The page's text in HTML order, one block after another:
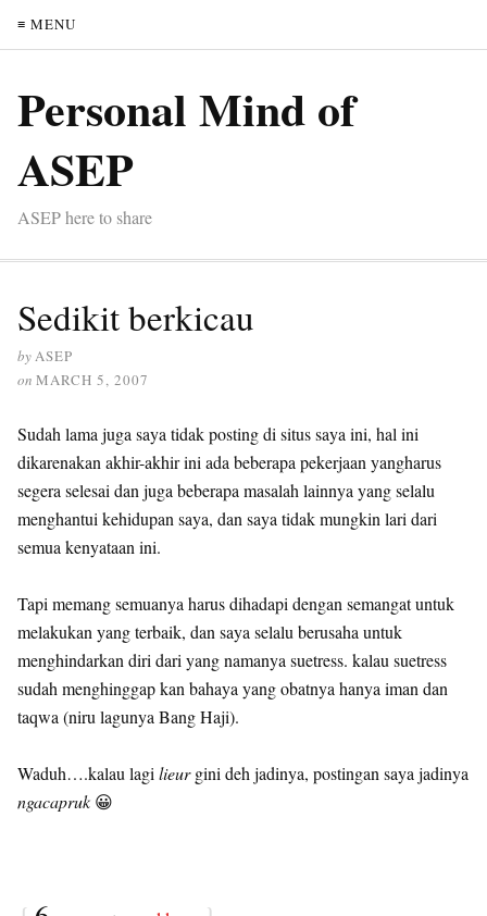
≡ MENU
Personal Mind of
ASEP
ASEP here to share
Sedikit berkicau
byASEP
on MARCH 5, 2007
Sudah lama juga saya tidak posting di situs saya ini, hal ini
dikarenakan akhir-akhir ini ada beberapa pekerjaan yangharus
segera selesai dan juga beberapa masalah lainnya yang selalu
menghantui kehidupan saya, dan saya tidak mungkin lari dari
semua kenyataan ini.
Tapi memang semuanya harus dihadapi dengan semangat untuk
melakukan yang terbaik, dan saya selalu berusaha untuk
menghindarkan diri dari yang namanya suetress. kalau suetress
sudah menghinggap kan bahaya yang obatnya hanya iman dan
taqwa (niru lagunya Bang Haji).
Waduh….kalau lagi lieurgini deh jadinya, postingan saya jadinya
ngacapruk 😀